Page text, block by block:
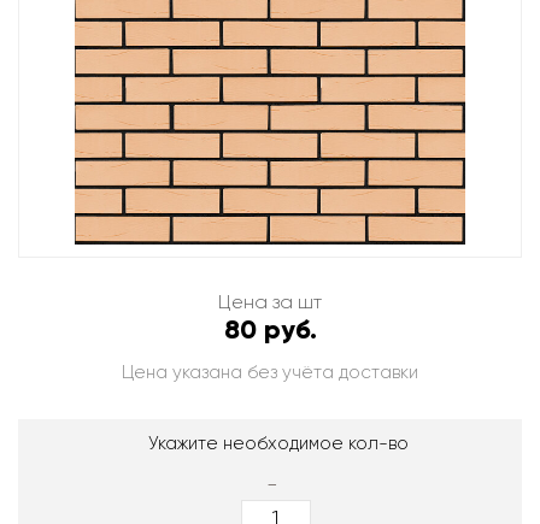
Цена за шт
80 руб.
Цена указана без учёта доставки
Укажите необходимое кол-во
-